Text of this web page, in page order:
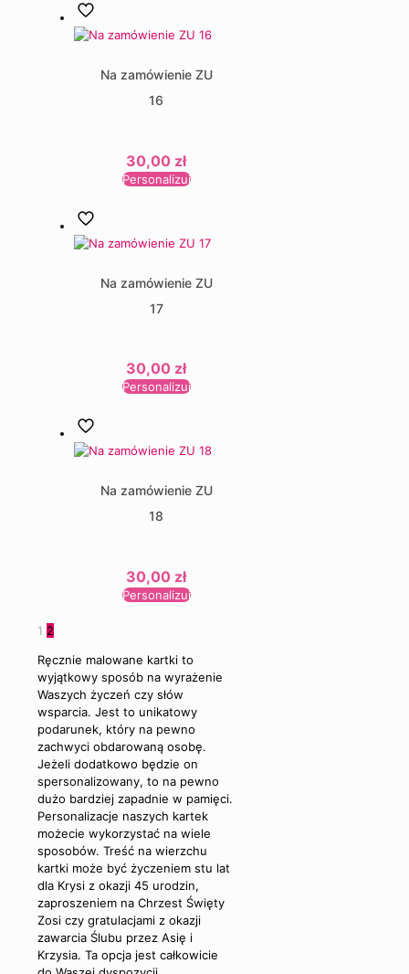
Na zamówienie ZU
16
30,00 zł
Personalizuj
Na zamówienie ZU
17
30,00 zł
Personalizuj
Na zamówienie ZU
18
30,00 zł
Personalizuj
1 2
Ręcznie malowane kartki to
wyjątkowy sposób na wyrażenie
Waszych życzeń czy słów
wsparcia. Jest to unikatowy
podarunek, który na pewno
zachwyci obdarowaną osobę.
Jeżeli dodatkowo będzie on
spersonalizowany, to na pewno
dużo bardziej zapadnie w pamięci.
Personalizacje naszych kartek
możecie wykorzystać na wiele
sposobów. Treść na wierzchu
kartki może być życzeniem stu lat
dla Krysi z okazji 45 urodzin,
zaproszeniem na Chrzest Święty
Zosi czy gratulacjami z okazji
zawarcia Ślubu przez Asię i
Krzysia. Ta opcja jest całkowicie